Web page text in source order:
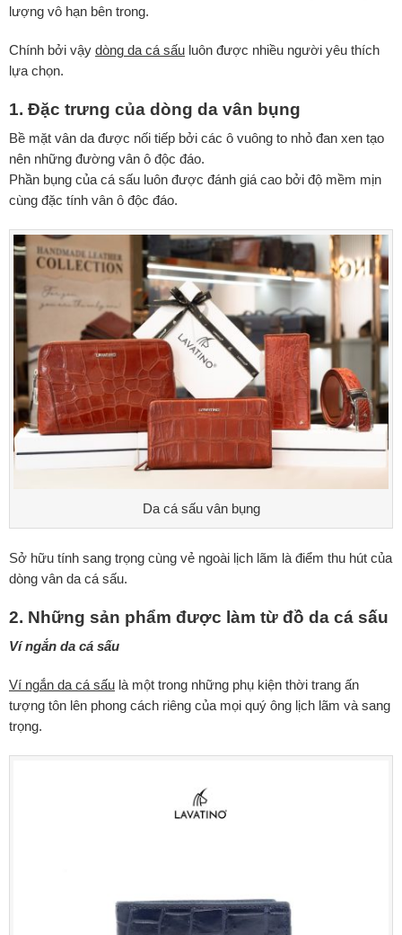
lượng vô hạn bên trong.
Chính bởi vậy dòng da cá sấu luôn được nhiều người yêu thích
lựa chọn.
1. Đặc trưng của dòng da vân bụng
Bề mặt vân da được nối tiếp bởi các ô vuông to nhỏ đan xen tạo
nên những đường vân ô độc đáo.
Phần bụng của cá sấu luôn được đánh giá cao bởi độ mềm mịn
cùng đặc tính vân ô độc đáo.
Da cá sấu vân bụng
Sở hữu tính sang trọng cùng vẻ ngoài lịch lãm là điểm thu hút của
dòng vân da cá sấu.
2. Những sản phẩm được làm từ đồ da cá sấu
Ví ngắn da cá sấu
Ví ngắn da cá sấu là một trong những phụ kiện thời trang ấn
tượng tôn lên phong cách riêng của mọi quý ông lịch lãm và sang
trọng.